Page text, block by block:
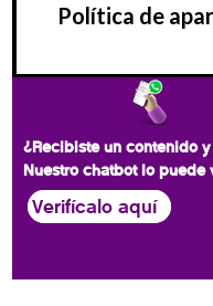
Política de
¿Recibiste un contenido
Nuestro chatbot lo puede
Verifícalo aquí